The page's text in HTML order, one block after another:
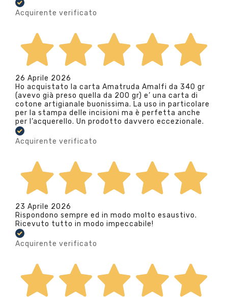
Acquirente verificato
26 Aprile 2026
Ho acquistato la carta Amatruda Amalfi da 340 gr
(avevo già preso quella da 200 gr) e’ una carta di
cotone artigianale buonissima. La uso in particolare
per la stampa delle incisioni ma è perfetta anche
per l’acquerello. Un prodotto davvero eccezionale.
Acquirente verificato
23 Aprile 2026
Rispondono sempre ed in modo molto esaustivo.
Ricevuto tutto in modo impeccabile!
Acquirente verificato